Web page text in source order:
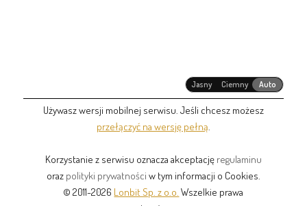
Jasny Ciemny Auto
Używasz wersji mobilnej serwisu. Jeśli chcesz możesz
przełączyć na wersję pełną
Korzystanie z serwisu oznacza akceptację regulaminu
oraz polityki prywatności w tym informacji o Cookies.
© 2011-2026 Lonbit Sp. z o.o. Wszelkie prawa